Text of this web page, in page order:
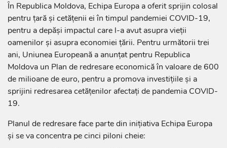
În Republica Moldova, Echipa Europa a oferit sprijin colosal
pentru țară și cetățenii ei în timpul pandemiei COVID-19,
pentru a depăși impactul care l-a avut asupra vieții
oamenilor și asupra economiei țării. Pentru următorii trei
ani, Uniunea Europeană a anunțat pentru Republica
Moldova un Plan de redresare economică în valoare de 600
de milioane de euro, pentru a promova investițiile și a
sprijini redresarea cetățenilor afectați de pandemia COVID-
19.
Planul de redresare face parte din inițiativa Echipa Europa
și se va concentra pe cinci piloni cheie: